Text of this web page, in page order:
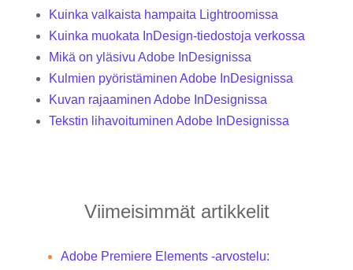
Kuinka valkaista hampaita Lightroomissa
Kuinka muokata InDesign-tiedostoja verkossa
Mikä on yläsivu Adobe InDesignissa
Kulmien pyöristäminen Adobe InDesignissa
Kuvan rajaaminen Adobe InDesignissa
Tekstin lihavoituminen Adobe InDesignissa
Viimeisimmät artikkelit
Adobe Premiere Elements -arvostelu: